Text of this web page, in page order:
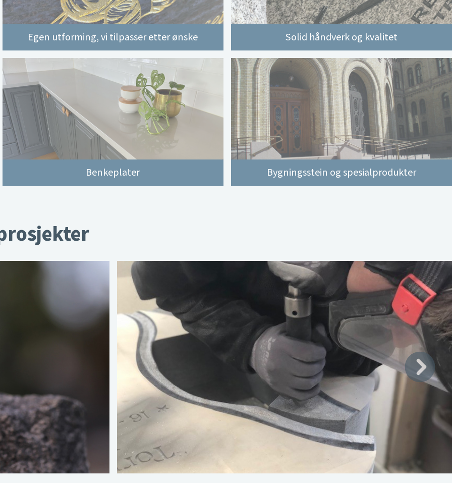
Egen utforming, vi tilpasser etter ønske Solid håndverk og kvalitet
Benkeplater Bygningsstein og spesialprodukter